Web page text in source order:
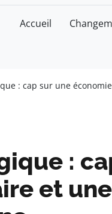
Accueil
: cap sur une
:
et